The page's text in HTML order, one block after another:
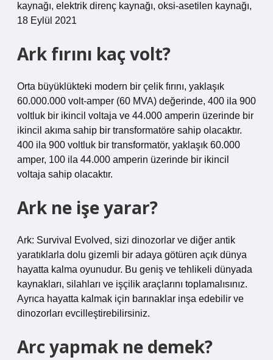
kaynağı, elektrik direnç kaynağı, oksi-asetilen kaynağı,
18 Eylül 2021
Ark fırını kaç volt?
Orta büyüklükteki modern bir çelik fırını, yaklaşık
60.000.000 volt-amper (60 MVA) değerinde, 400 ila 900
voltluk bir ikincil voltaja ve 44.000 amperin üzerinde bir
ikincil akıma sahip bir transformatöre sahip olacaktır.
400 ila 900 voltluk bir transformatör, yaklaşık 60.000
amper, 100 ila 44.000 amperin üzerinde bir ikincil
voltaja sahip olacaktır.
Ark ne işe yarar?
Ark: Survival Evolved, sizi dinozorlar ve diğer antik
yaratıklarla dolu gizemli bir adaya götüren açık dünya
hayatta kalma oyunudur. Bu geniş ve tehlikeli dünyada
kaynakları, silahları ve işçilik araçlarını toplamalısınız.
Ayrıca hayatta kalmak için barınaklar inşa edebilir ve
dinozorları evcilleştirebilirsiniz.
Arc yapmak ne demek?